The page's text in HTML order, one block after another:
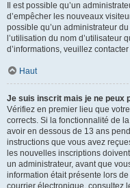
Il est possible qu’un
d’empêcher les nouveaux
possible qu’un administrateur
l’utilisation du nom d’utilisateur
d’informations, veuillez
Haut
Je suis inscrit mais je ne peux
Vérifiez en premier lieu que
corrects. Si la fonctionnalité de
avoir en dessous de 13 ans
instructions que vous avez
les nouvelles inscriptions
un administrateur, avant que
information était présente lors
courrier électronique, consultez